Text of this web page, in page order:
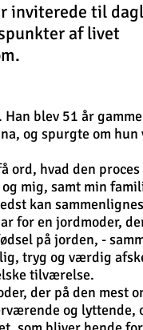
inviterede til
af livet
blev 51 år
og spurgte om
ord, hvad den
mig, samt min
kan
for en jordmoder,
på jorden, -
tryg og værdig
tilværelse.
der på den mest
og lyttende,